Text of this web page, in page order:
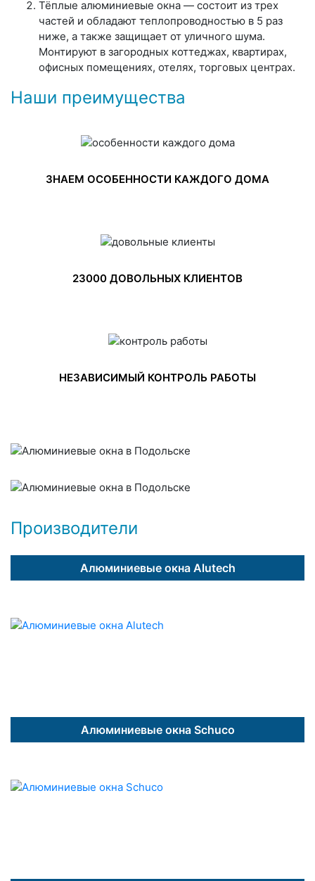
Тёплые алюминиевые окна — состоит из трех
частей и обладают теплопроводностью в 5 раз
ниже, а также защищает от уличного шума.
Монтируют в загородных коттеджах, квартирах,
офисных помещениях, отелях, торговых центрах.
Наши преимущества
ЗНАЕМ ОСОБЕННОСТИ КАЖДОГО ДОМА
23000 ДОВОЛЬНЫХ КЛИЕНТОВ
НЕЗАВИСИМЫЙ КОНТРОЛЬ РАБОТЫ
Производители
Алюминиевые окна Alutech
Алюминиевые окна Schuco